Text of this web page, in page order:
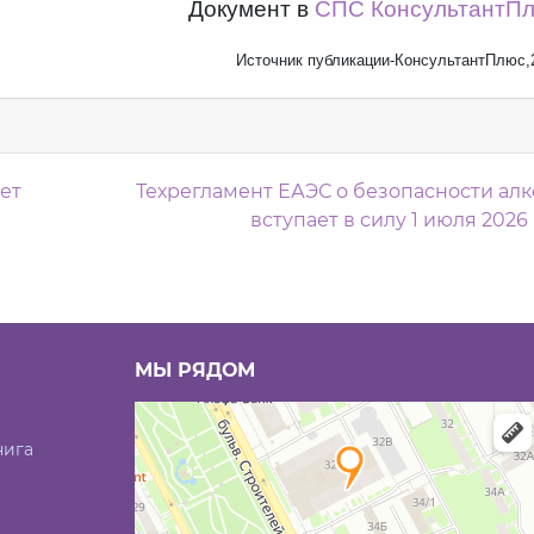
Документ в СПС
Источник публикации-
Техрегламент ЕАЭС о безопасности
вступает в силу 1 июля
МЫ РЯДОМ